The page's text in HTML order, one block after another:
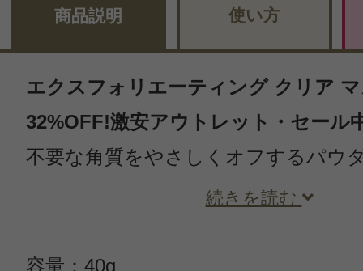
商品説明 使い方
エクスフォリエーティング クリア
32%OFF!激安アウトレット・セール
不要な角質をやさしくオフするパウ
続きを読む
容量：40g